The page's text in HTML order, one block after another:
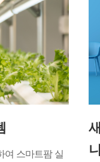
여 스마트팜 실